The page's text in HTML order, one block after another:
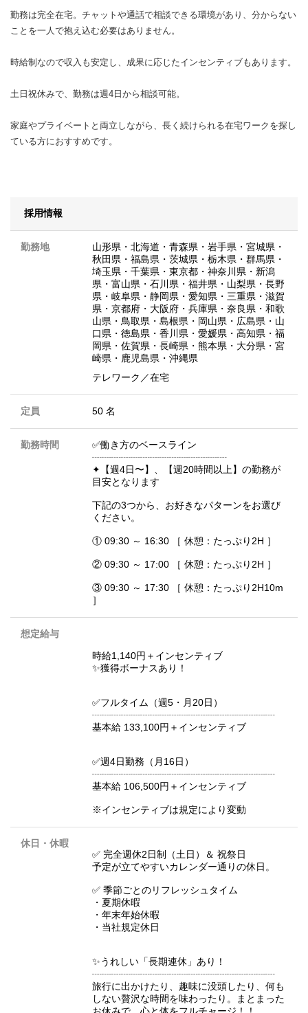
勤務は完全在宅。チャットや通話で相談できる環境があり、分からない
ことを一人で抱え込む必要はありません。
時給制なので収入も安定し、成果に応じたインセンティブもあります。
土日祝休みで、勤務は週4日から相談可能。
家庭やプライベートと両立しながら、長く続けられる在宅ワークを探し
ている方におすすめです。
採用情報
勤務地 山形県 ・ 北海道 ・ 青森県 ・ 岩手県 ・ 宮城県 ・
秋田県 ・ 福島県 ・ 茨城県 ・ 栃木県 ・ 群馬県 ・
埼玉県 ・ 千葉県 ・ 東京都 ・ 神奈川県 ・ 新潟
県 ・ 富山県 ・ 石川県 ・ 福井県 ・ 山梨県 ・ 長野
県 ・ 岐阜県 ・ 静岡県 ・ 愛知県 ・ 三重県 ・ 滋賀
県 ・ 京都府 ・ 大阪府 ・ 兵庫県 ・ 奈良県 ・ 和歌
山県 ・ 鳥取県 ・ 島根県 ・ 岡山県 ・ 広島県 ・ 山
口県 ・ 徳島県 ・ 香川県 ・ 愛媛県 ・ 高知県 ・ 福
岡県 ・ 佐賀県 ・ 長崎県 ・ 熊本県 ・ 大分県 ・ 宮
崎県 ・ 鹿児島県 ・ 沖縄県
テレワーク／在宅
定員 50 名
勤務時間
✅働き方のベースライン
┈┈┈┈┈┈┈┈┈┈┈┈┈┈
✦【週4日〜】、【週20時間以上】の勤務が
目安となります
下記の3つから、お好きなパターンをお選び
ください。
① 09:30 ～ 16:30 ［ 休憩：たっぷり2H ］
② 09:30 ～ 17:00 ［ 休憩：たっぷり2H ］
③ 09:30 ～ 17:30 ［ 休憩：たっぷり2H10m
］
想定給与
時給1,140円＋インセンティブ
✨獲得ボーナスあり！
✅フルタイム（週5・月20日）
┈┈┈┈┈┈┈┈┈┈┈┈┈┈┈┈┈┈┈
基本給 133,100円＋インセンティブ
✅週4日勤務（月16日）
┈┈┈┈┈┈┈┈┈┈┈┈┈┈┈┈┈┈┈
基本給 106,500円＋インセンティブ
※インセンティブは規定により変動
休日・休暇
✅ 完全週休2日制（土日）＆ 祝祭日
予定が立てやすいカレンダー通りの休日。
✅ 季節ごとのリフレッシュタイム
・夏期休暇
・年末年始休暇
・当社規定休日
✨うれしい「長期連休」あり！
┈┈┈┈┈┈┈┈┈┈┈┈┈┈┈┈┈┈┈
旅行に出かけたり、趣味に没頭したり、何も
しない贅沢な時間を味わったり。まとまった
お休みで、心と体をフルチャージ！！